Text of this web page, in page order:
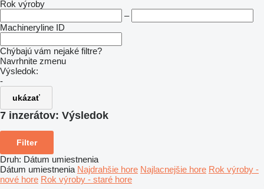
Rok výroby
–
Machineryline ID
Chýbajú vám nejaké filtre?
Navrhnite zmenu
Výsledok:
-
ukázať
7 inzerátov: Výsledok
Filter
Druh: Dátum umiestnenia
Dátum umiestnenia Najdrahšie hore Najlacnejšie hore Rok výroby -
nové hore Rok výroby - staré hore